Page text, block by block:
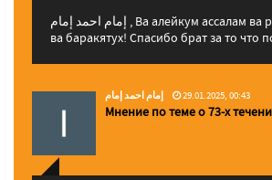
إمام احمد إمام , Ва алейкум ассалам ва рахматуЛлахи
ва баракятух! Спасибо брат за то что
إمام احمد إمام 29.01.2025, 00:43
Мнение по теме о 73-х